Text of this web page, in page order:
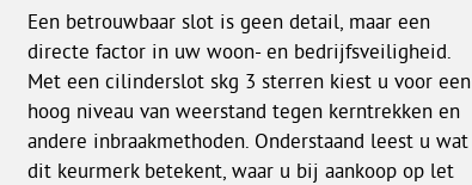
Een betrouwbaar slot is geen detail, maar een
directe factor in uw woon- en bedrijfsveiligheid.
Met een cilinderslot skg 3 sterren kiest u voor een
hoog niveau van weerstand tegen kerntrekken en
andere inbraakmethoden. Onderstaand leest u wat
dit keurmerk betekent, waar u bij aankoop op let